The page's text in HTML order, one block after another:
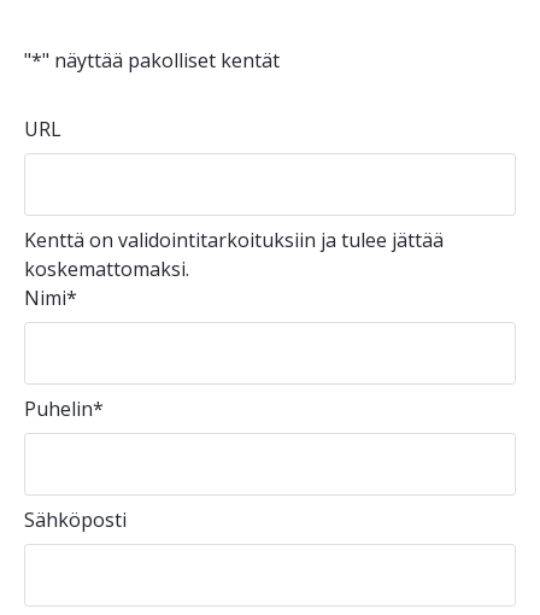
"*" näyttää pakolliset kentät
URL
Kenttä on validointitarkoituksiin ja tulee jättää
koskemattomaksi.
Nimi*
Puhelin*
Sähköposti